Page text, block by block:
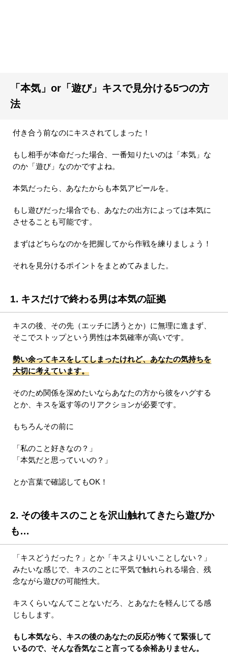
「本気」or「遊び」キスで見分ける5つの方
法
付き合う前なのにキスされてしまった！
もし相手が本命だった場合、一番知りたいのは「本気」な
のか「遊び」なのかですよね。
本気だったら、あなたからも本気アピールを。
もし遊びだった場合でも、あなたの出方によっては本気に
させることも可能です。
まずはどちらなのかを把握してから作戦を練りましょう！
それを見分けるポイントをまとめてみました。
1. キスだけで終わる男は本気の証拠
キスの後、その先（エッチに誘うとか）に無理に進まず、
そこでストップという男性は本気確率が高いです。
勢い余ってキスをしてしまったけれど、あなたの気持ちを
大切に考えています。
そのため関係を深めたいならあなたの方から彼をハグする
とか、キスを返す等のリアクションが必要です。
もちろんその前に
「私のこと好きなの？」
「本気だと思っていいの？」
とか言葉で確認してもOK！
2. その後キスのことを沢山触れてきたら遊びか
も…
「キスどうだった？」とか「キスよりいいことしない？」
みたいな感じで、キスのことに平気で触れられる場合、残
念ながら遊びの可能性大。
キスくらいなんてことないだろ、とあなたを軽んじてる感
じもします。
もし本気なら、キスの後のあなたの反応が怖くて緊張して
いるので、そんな呑気なこと言ってる余裕ありません。